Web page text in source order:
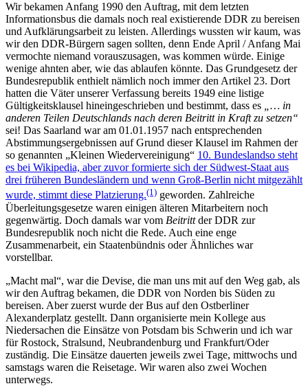
Wir bekamen Anfang 1990 den Auftrag, mit dem letzten
Informationsbus die damals noch real existierende DDR zu bereisen
und Aufklärungsarbeit zu leisten. Allerdings wussten wir kaum, was
wir den DDR-Bürgern sagen sollten, denn Ende April / Anfang Mai
vermochte niemand vorauszusagen, was kommen würde. Einige
wenige ahnten aber, wie das ablaufen könnte. Das Grundgesetz der
Bundesrepublik enthielt nämlich noch immer den Artikel 23. Dort
hatten die Väter unserer Verfassung bereits 1949 eine listige
Gültigkeitsklausel hineingeschrieben und bestimmt, dass es
… in
anderen Teilen Deutschlands nach deren Beitrittin Kraft zu setzen
sei! Das Saarland war am 01.01.1957 nach entsprechenden
Abstimmungsergebnissen auf Grund dieser Klausel im Rahmen der
so genannten
Kleinen Wiedervereinigung 10. Bundeslandso steht
es bei Wikipedia, aber zuvor formierte sich der Südwest-Staat aus
drei früheren Bundesländern und wenn Groß-Berlin nicht mitgezählt
wurde, stimmt diese Platzierung.(1) geworden. Zahlreiche
Überleitungsgesetze waren einigen älteren Mitarbeitern noch
gegenwärtig. Doch damals war vom Beitrittder DDR zur
Bundesrepublik noch nicht die Rede. Auch eine enge
Zusammenarbeit, ein Staatenbündnis oder Ähnliches war
vorstellbar.
Macht mal , war die Devise, die man uns mit auf den Weg gab, als
wir den Auftrag bekamen, die DDR von Norden bis Süden zu
bereisen. Aber zuerst wurde der Bus auf den Ostberliner
Alexanderplatz gestellt. Dann organisierte mein Kollege aus
Niedersachen die Einsätze von Potsdam bis Schwerin und ich war
für Rostock, Stralsund, Neubrandenburg und Frankfurt/Oder
zuständig. Die Einsätze dauerten jeweils zwei Tage, mittwochs und
samstags waren die Reisetage. Wir waren also zwei Wochen
unterwegs.